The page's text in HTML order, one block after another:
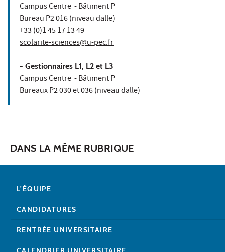
Campus Centre - Bâtiment P
Bureau P2 016 (niveau dalle)
+33 (0)1 45 17 13 49
scolarite-sciences@u-pec.fr
- Gestionnaires L1, L2 et L3
Campus Centre - Bâtiment P
Bureaux P2 030 et 036 (niveau dalle)
DANS LA MÊME RUBRIQUE
L'ÉQUIPE
CANDIDATURES
RENTRÉE UNIVERSITAIRE